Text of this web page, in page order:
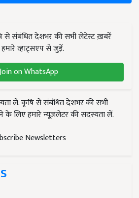
से संबंधित देशभर की सभी लेटेस्ट ख़बरें
व्हाट्सएप से जुड़ें.
on WhatsApp
लें. कृषि से संबंधित देशभर की सभी
लिए हमारे न्यूज़लेटर की सदस्यता लें.
Newsletters